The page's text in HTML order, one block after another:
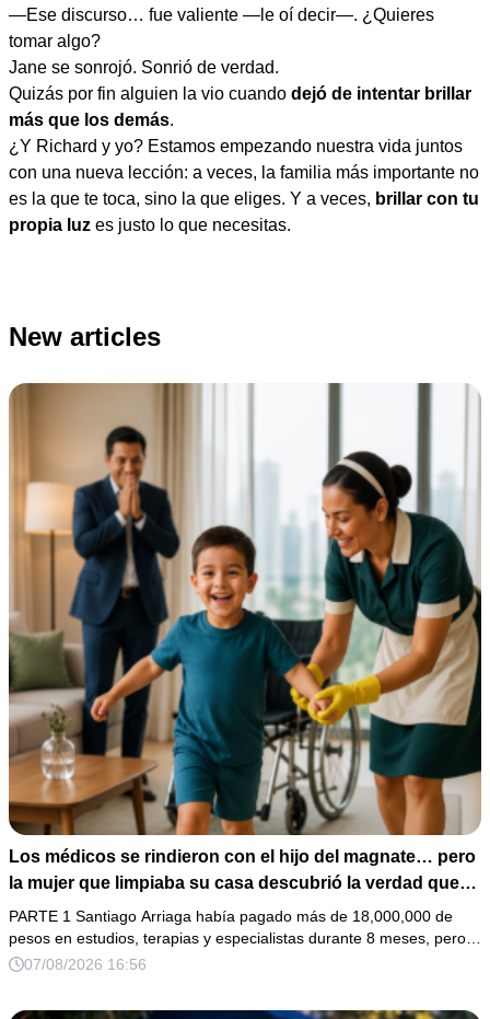
—Ese discurso… fue valiente —le oí decir—. ¿Quieres
tomar algo?
Jane se sonrojó. Sonrió de verdad.
Quizás por fin alguien la vio cuando dejó de intentar brillar
más que los demás.
¿Y Richard y yo? Estamos empezando nuestra vida juntos
con una nueva lección: a veces, la familia más importante no
es la que te toca, sino la que eliges. Y a veces, brillar con tu
propia luz es justo lo que necesitas.
New articles
Los médicos se rindieron con el hijo del magnate… pero
la mujer que limpiaba su casa descubrió la verdad que
nadie quiso escuchar.
PARTE 1 Santiago Arriaga había pagado más de 18,000,000 de
pesos en estudios, terapias y especialistas durante 8 meses, pero…
07/08/2026 16:56